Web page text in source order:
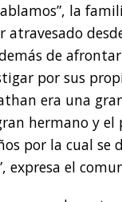
la
atravesado
de
por sus
era una
hermano y el
por la cual se
expresa el